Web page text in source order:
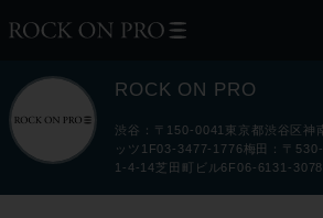
ROCK ON PRO
渋谷：〒150-0041東京都渋谷区神
ッツ1F03-3477-1776梅田：〒
1-4-14芝田町ビル6F06-6131-3078